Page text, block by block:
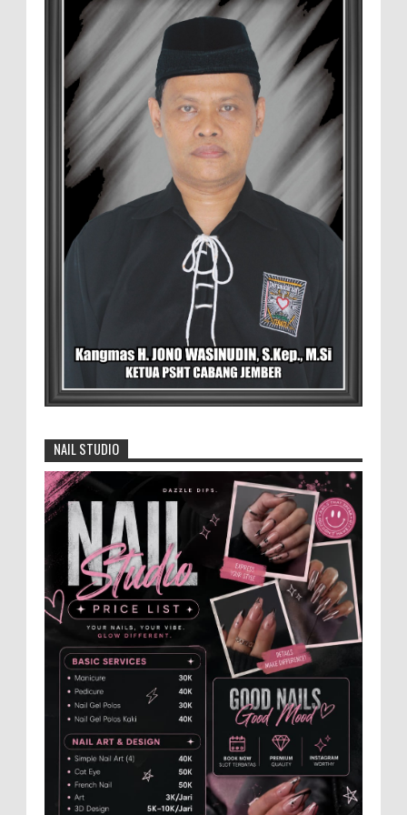
Safi'i (76) warga Kreyongan, Kelurahan Patrang,
Kabupat...
4.000 Petani Hutan Blora Bakal
Digelontor Bantuan CSR Jumbo dan Bibit
Ternak Gratis ‎
‎BLORA – Wakil Bupati Blora Hj. Sri
Setyorini menghadiri Rapat Anggota Tahunan (RAT)
Kelompok Tani Hutan (KTH) Masjid Baitur Mulyo yang
David Iswanto Jabat Ketua Gradasi
Kabupaten Jember 2026-2031
Jajaran Dewan Pengurus DPC Kabupaten
Jember 2025-2031, saat foto bersama
usai acara pelantikan di Gedung Jember Nusantara,
Selasa 28 Juli 2...
Nobar Indonesia Lawan Vietnam
Pertandingan sepakbola antara Tim
Indonesia dan Vietnam tidak dilewatkan
begitu saha oleh penggemar bola, termasuk karang
taruna bahkan mere...
Generasi Kedua Pertahankan Grup
Keroncong Agar Tetap Eksis
Grup Keroncong Setia Kawan dari Jember,
ikut memeriahkan panggung JFC
Exhibition di Alun-Alun Jember beberapa waktu lalu.
MEMOPOS.co.id, Jem...
Menko Zulhas Wajibkan Program Makan
Bergizi Gratis Menyerap Bahan Pangan
dari Desa
BLORA - Menteri Koordinator Bidang
NAIL STUDIO